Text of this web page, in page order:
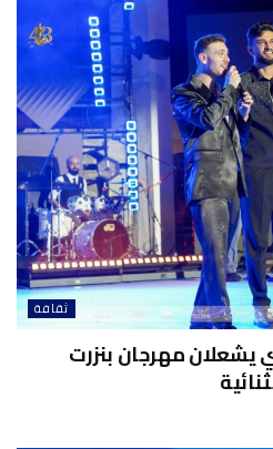
ثقافة
يشعلان مهرجان بنزرت